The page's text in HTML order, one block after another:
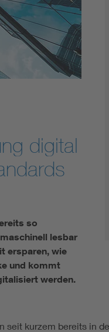
digital
so
lesbar
ersparen, wie
und kommt
werden.
kurzem bereits in